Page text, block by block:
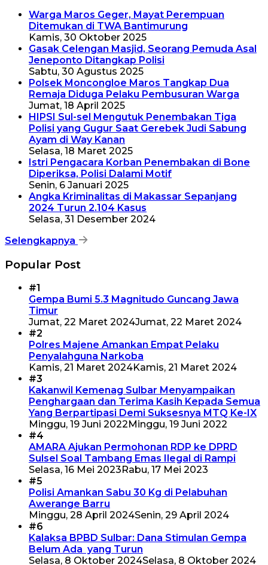
Warga Maros Geger, Mayat Perempuan
Ditemukan di TWA Bantimurung
Kamis, 30 Oktober 2025
Gasak Celengan Masjid, Seorang Pemuda Asal
Jeneponto Ditangkap Polisi
Sabtu, 30 Agustus 2025
Polsek Moncongloe Maros Tangkap Dua
Remaja Diduga Pelaku Pembusuran Warga
Jumat, 18 April 2025
HIPSI Sul-sel Mengutuk Penembakan Tiga
Polisi yang Gugur Saat Gerebek Judi Sabung
Ayam di Way Kanan
Selasa, 18 Maret 2025
Istri Pengacara Korban Penembakan di Bone
Diperiksa, Polisi Dalami Motif
Senin, 6 Januari 2025
Angka Kriminalitas di Makassar Sepanjang
2024 Turun 2.104 Kasus
Selasa, 31 Desember 2024
Selengkapnya
Popular Post
#1
Gempa Bumi 5.3 Magnitudo Guncang Jawa
Timur
Jumat, 22 Maret 2024Jumat, 22 Maret 2024
#2
Polres Majene Amankan Empat Pelaku
Penyalahguna Narkoba
Kamis, 21 Maret 2024Kamis, 21 Maret 2024
#3
Kakanwil Kemenag Sulbar Menyampaikan
Penghargaan dan Terima Kasih Kepada Semua
Yang Berpartipasi Demi Suksesnya MTQ Ke-IX
Minggu, 19 Juni 2022 Minggu, 19 Juni 2022
#4
AMARA Ajukan Permohonan RDP ke DPRD
Sulsel Soal Tambang Emas Ilegal di Rampi
Selasa, 16 Mei 2023 Rabu, 17 Mei 2023
#5
Polisi Amankan Sabu 30 Kg di Pelabuhan
Awerange Barru
Minggu, 28 April 2024Senin, 29 April 2024
#6
Kalaksa BPBD Sulbar: Dana Stimulan Gempa
Belum Ada yang Turun
Selasa, 8 Oktober 2024Selasa, 8 Oktober 2024